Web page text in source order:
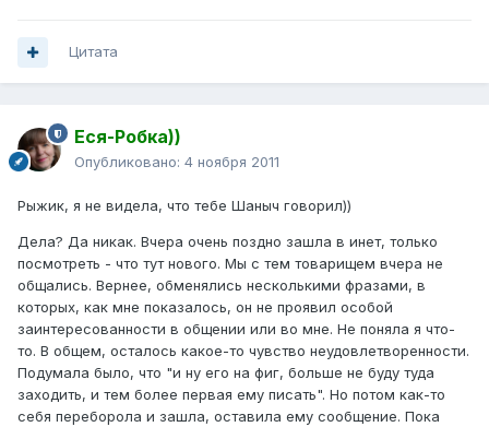
Цитата
Еся-Робка))
Опубликовано: 4 ноября 2011
Рыжик, я не видела, что тебе Шаныч говорил))
Дела? Да никак. Вчера очень поздно зашла в инет, только
посмотреть - что тут нового. Мы с тем товарищем вчера не
общались. Вернее, обменялись несколькими фразами, в
которых, как мне показалось, он не проявил особой
заинтересованности в общении или во мне. Не поняла я что-
то. В общем, осталось какое-то чувство неудовлетворенности.
Подумала было, что "и ну его на фиг, больше не буду туда
заходить, и тем более первая ему писать". Но потом как-то
себя переборола и зашла, оставила ему сообщение. Пока